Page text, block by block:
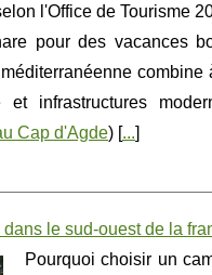
l'Office de Tourisme
pour des vacances
combine
infrastructures
Cap d'Agde) [...]
le sud-ouest de la
Pourquoi choisir un